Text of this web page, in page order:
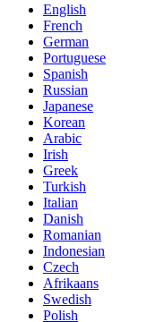
English
French
German
Portuguese
Spanish
Russian
Japanese
Korean
Arabic
Irish
Greek
Turkish
Italian
Danish
Romanian
Indonesian
Czech
Afrikaans
Swedish
Polish